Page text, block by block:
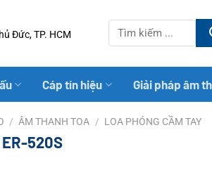
Đức, TP. HCM
Tìm
kiếm:
Cáp tín hiệu Giải pháp âm
/ ÂM THANH TOA / LOA PHÓNG CẦM TAY
520S